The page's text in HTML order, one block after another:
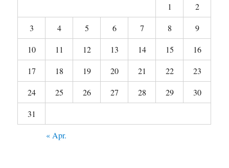
1
2
3
4 5 6 7 8
9
10
11 12 13 14 15
16
17
18 19 20 21 22
23
24
25 26 27 28 29
30
31
« Apr.